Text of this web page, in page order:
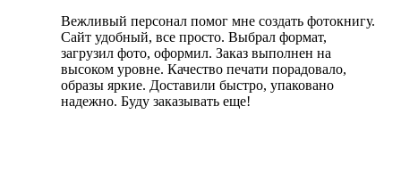
Вежливый персонал помог мне создать фотокнигу.
Сайт удобный, все просто. Выбрал формат,
загрузил фото, оформил. Заказ выполнен на
высоком уровне. Качество печати порадовало,
образы яркие. Доставили быстро, упаковано
надежно. Буду заказывать еще!